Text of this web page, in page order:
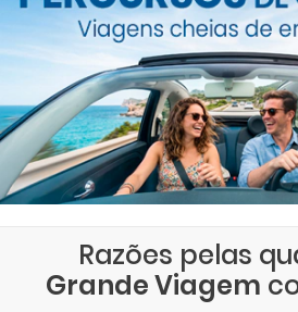
Razões pelas
Grande Viagem